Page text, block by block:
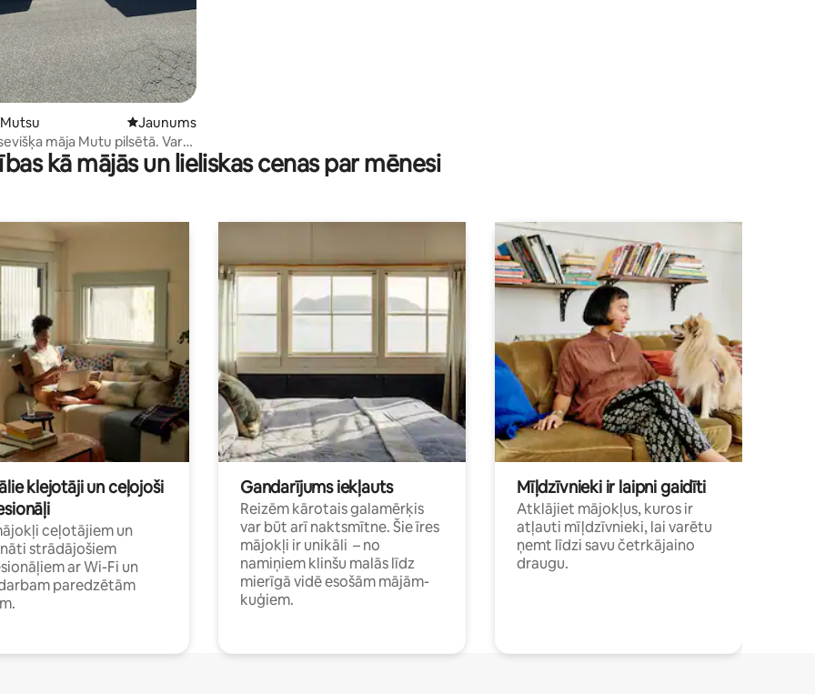
Jauns mājoklis
Jaunums
māja Mutu pilsētā. Var
cilvēkus, 3 vannas,
4 automašīnām, 20
kā mājās un lieliskas cenas par mēnesi
klejotāji un ceļojoši
ceļotājiem un
strādājošiem
ar Wi-Fi un
paredzētām
Gandarījums iekļauts
Reizēm kārotais galamērķis
var būt arī naktsmītne. Šie īres
mājokļi ir unikāli – no
namiņiem klinšu malās līdz
mierīgā vidē esošām mājām-
kuģiem.
Mīļdzīvnieki ir laipni gaidīti
Atklājiet mājokļus, kuros ir
atļauti mīļdzīvnieki, lai varētu
ņemt līdzi savu četrkājaino
draugu.